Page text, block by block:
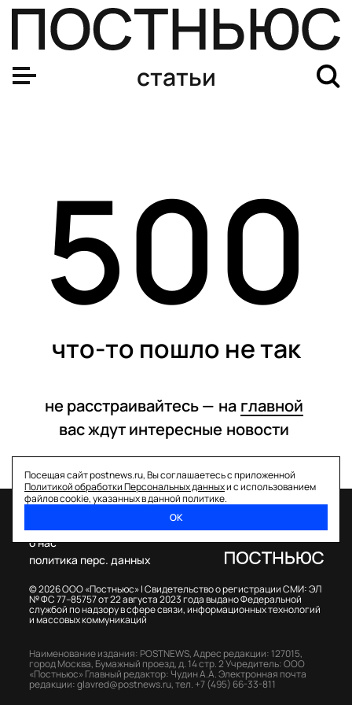
статьи
500
что-то пошло не так
не расстраивайтесь — на главной
вас ждут интересные новости
Посещая сайт postnews.ru, Вы соглашаетесь с приложенной
Политикой обработки Персональных данныхи с использованием
файлов cookie, указанных в данной политике.
ОК
© 2026 ООО «Постньюс» |Свидетельство о регистрации СМИ: ЭЛ
№ ФС 77–85757 от 22 августа 2023 года выдано Федеральной
службой по надзору в сфере связи, информационных технологий
и массовых коммуникаций
о нас
политика перс. данных
Наименование издания: POSTNEWS,Адрес редакции: 127015,
город Москва, Бумажный проезд, д. 14 стр. 2Учредитель: ООО
«Постньюс» Главный редактор: Чудин А.А.Электронная почта
редакции:glavred@postnews.ru,тел. +7 (495) 66-33-811